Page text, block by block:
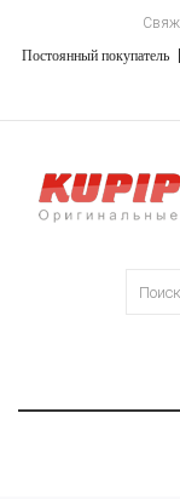
Постоянный покупатель